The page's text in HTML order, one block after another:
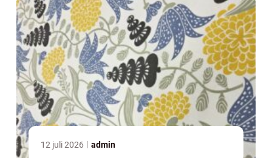
12 juli 2026 admin